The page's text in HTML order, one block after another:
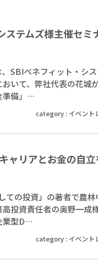
ステムズ様主催セミ
SBIベネフィット・シ
いて、弊社代表の花城
準備」…
category : イベント
ャリアとお金の自
ての投資」の著者で農
投資責任者の奥野一成
業型D…
category : イベント